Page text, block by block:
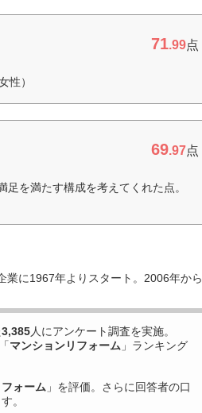
71.99点
性）
69.97点
を満たす構成を考えてくれた点。
業に1967年よりスタート。2006年から
3,385人にアンケート調査を実施。
マンションリフォーム 」ランキング
ォーム 」を評価。さらに回答者の口
。